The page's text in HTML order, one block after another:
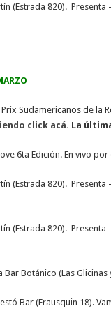
(Estrada 820).
Prix Sudamericanos de la
click acá. La
6ta Edición. En vivo por
(Estrada 820).
(Estrada 820).
Bar Botánico (Las
Bar (Erausquin 18).